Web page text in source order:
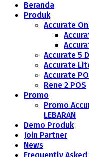
Beranda
Produk
Accurate
Accurate 5
Accurate
Accurate
Rene 2 POS
Promo
Promo
LEBARAN
Demo Produk
Join Partner
News
Frequently